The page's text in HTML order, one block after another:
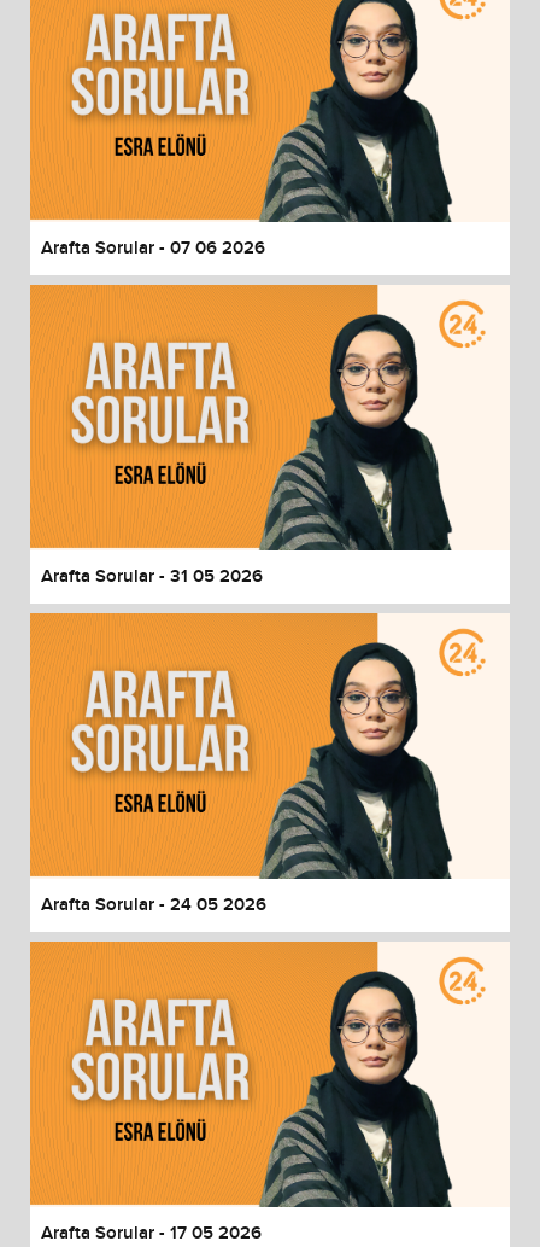
Arafta Sorular - 07 06 2026
Arafta Sorular - 31 05 2026
Arafta Sorular - 24 05 2026
Arafta Sorular - 17 05 2026